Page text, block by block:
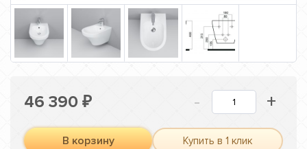
46 390 ₽ - +
В корзину Купить в 1 клик